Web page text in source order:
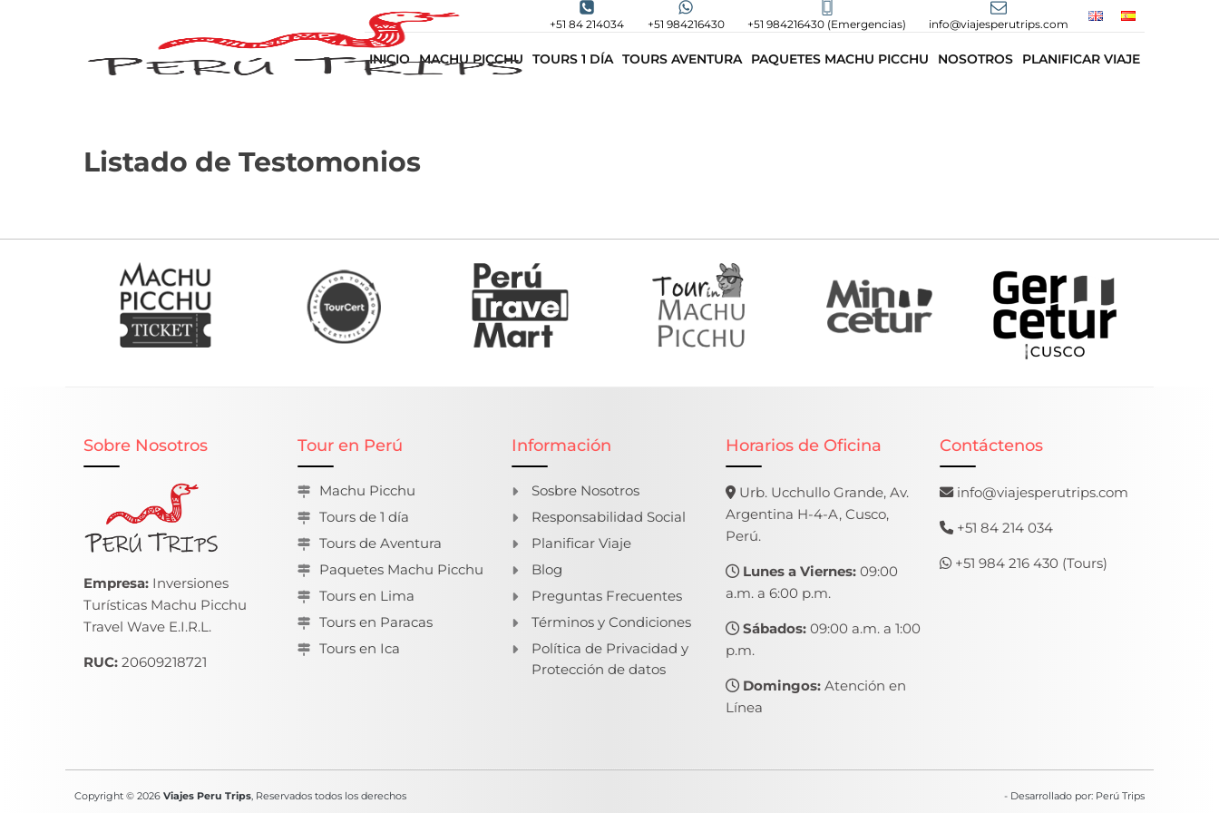
+51 84 214034 +51 984216430 +51 984216430 (Emergencias) info@viajesperutrips.com
INICIO MACHU PICCHU TOURS 1 DÍA TOURS AVENTURA PAQUETES MACHU PICCHU NOSOTROS PLANIFICAR VIAJE
Listado de Testomonios
Sobre Nosotros
Empresa: Inversiones
Turísticas Machu Picchu
Travel Wave E.I.R.L.
RUC: 20609218721
Tour en Perú
Machu Picchu
Tours de 1 día
Tours de Aventura
Paquetes Machu Picchu
Tours en Lima
Tours en Paracas
Tours en Ica
Información
Sosbre Nosotros
Responsabilidad Social
Planificar Viaje
Blog
Preguntas Frecuentes
Términos y Condiciones
Política de Privacidad y
Protección de datos
Horarios de Oficina
Urb. Ucchullo Grande, Av.
Argentina H-4-A, Cusco,
Perú.
Lunes a Viernes: 09:00
a.m. a 6:00 p.m.
Sábados: 09:00 a.m. a 1:00
p.m.
Domingos: Atención en
Línea
Contáctenos
info@viajesperutrips.com
+51 84 214 034
+51 984 216 430 (Tours)
Copyright © 2026 Viajes Peru Trips, Reservados todos los derechos - Desarrollado por: Perú Trips